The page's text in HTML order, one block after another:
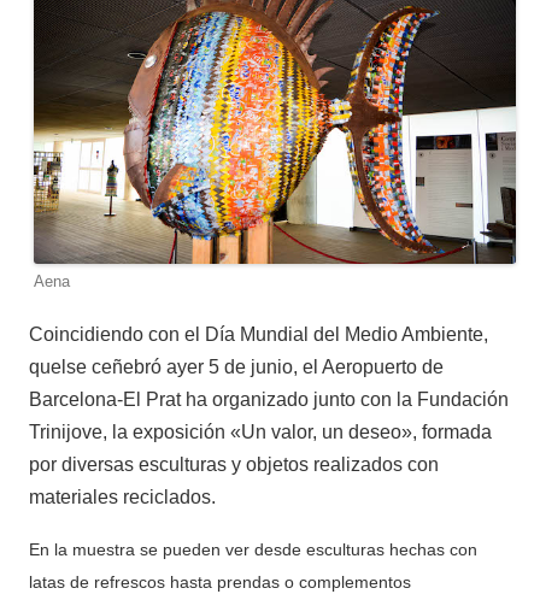
Aena
Coincidiendo con el Día Mundial del Medio Ambiente,
quelse ceñebró ayer 5 de junio, el Aeropuerto de
Barcelona-El Prat ha organizado junto con la Fundación
Trinijove, la exposición «Un valor, un deseo», formada
por diversas esculturas y objetos realizados con
materiales reciclados.
En la muestra se pueden ver desde esculturas hechas con
latas de refrescos hasta prendas o complementos